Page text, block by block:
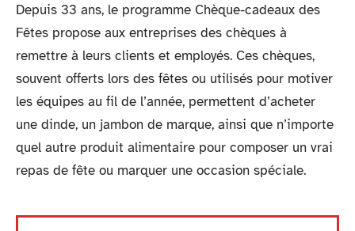
Depuis 33 ans, le programme Chèque-cadeaux des
Fêtes propose aux entreprises des chèques à
remettre à leurs clients et employés. Ces chèques,
souvent offerts lors des fêtes ou utilisés pour motiver
les équipes au fil de l’année, permettent d’acheter
une dinde, un jambon de marque, ainsi que n’importe
quel autre produit alimentaire pour composer un vrai
repas de fête ou marquer une occasion spéciale.